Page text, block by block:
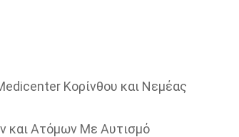
Κορίνθου και Νεμέας
και Ατόμων Με Αυτισμό